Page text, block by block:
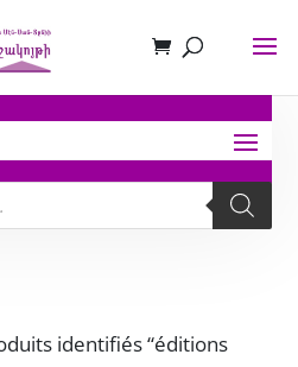
identifiés “éditions